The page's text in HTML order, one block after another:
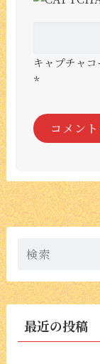
キャプチャコ
*
最近の投稿